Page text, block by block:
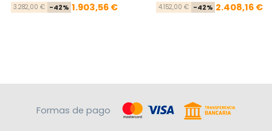
Precio base
3.282,00 € -42% Precio
1.903,56 € 4.152,00 € -42% 2.408,16 €
Formas de pago